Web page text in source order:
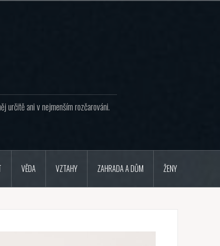
určitě ani v nejmenším rozčarováni.
VĚDA VZTAHY ZAHRADA A DŮM ŽENY